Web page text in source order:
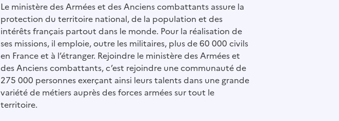
Le ministère des Armées et des Anciens combattants assure la
protection du territoire national, de la population et des
intérêts français partout dans le monde. Pour la réalisation de
ses missions, il emploie, outre les militaires, plus de 60 000 civils
en France et à l’étranger. Rejoindre le ministère des Armées et
des Anciens combattants, c’est rejoindre une communauté de
275 000 personnes exerçant ainsi leurs talents dans une grande
variété de métiers auprès des forces armées sur tout le
territoire.